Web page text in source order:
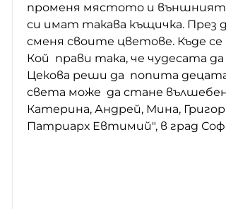
променя мястото и външният
си имат такава къщичка. През
сменя своите цветове. Къде
Кой прави така, че чудесата
Цекова реши да попита
света може да стане
Катерина, Андрей, Мина,
Патриарх Евтимий", в град